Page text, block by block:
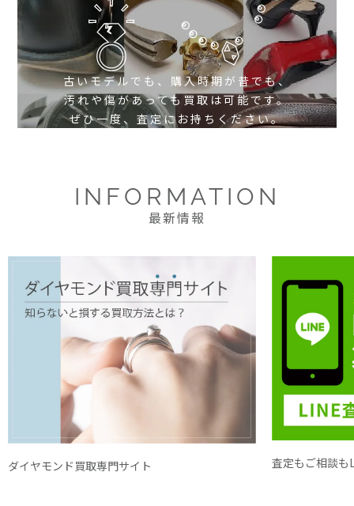
古いモデルでも、購入時期が昔でも、
汚れや傷があっても買取は可能です。
ぜひ一度、査定にお持ちください。
INFORMATION
最新情報
ダイヤモンド買取専門サイト 査定もご相談も